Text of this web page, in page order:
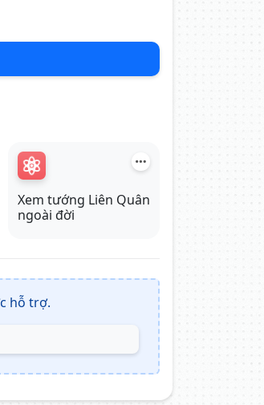
Xem tướng Liên Quân
ngoài đời
hỗ trợ.